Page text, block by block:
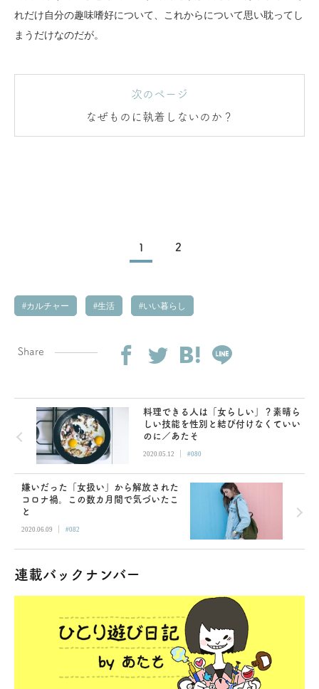
れだけ自分の趣味嗜好について、これからについて思い耽ってし
まうだけなのだが。
次のページ
なぜものに執着しないのか？
1 2
カルチャー 生活 いい暮らし
Share
料理できる人は「女らしい」？素晴ら
しい技能を性別と結び付けなくていい
のに／あたそ
2020.05.12 | #080
嫌いだった「女扱い」から解放された
コロナ禍。この数カ月間で気づいたこ
と
2020.06.09 | #082
連載バックナンバー